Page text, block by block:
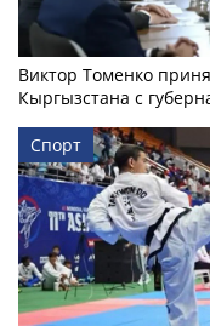
Виктор Томенко
Кыргызстана с
Спорт